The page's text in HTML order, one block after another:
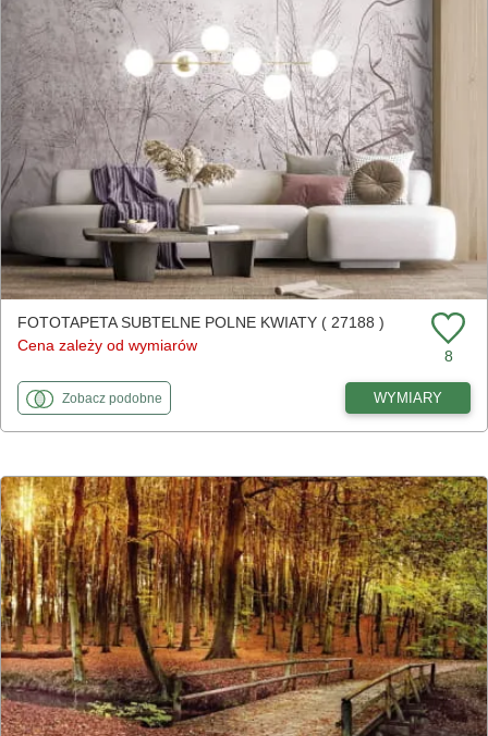
FOTOTAPETA SUBTELNE POLNE KWIATY ( 27188 )
Cena zależy od wymiarów
8
Zobaczfototapety
podobnedo Subtelne polne kwiaty WYMIARY